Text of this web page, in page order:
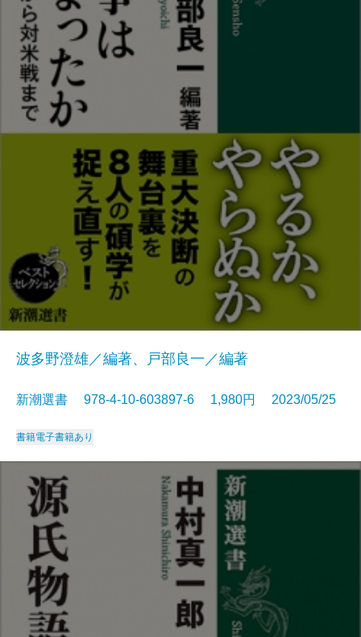
波多野澄雄／編著、戸部良一／編著
新潮選書 978-4-10-603897-6 1,980円 2023/05/25
書籍電子書籍あり